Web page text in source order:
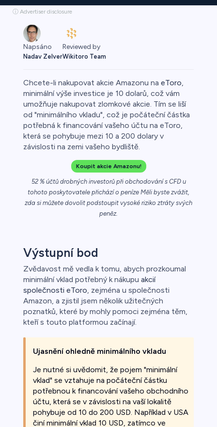
ⓘ Advertiser disclosure
Napsáno
Nadav Zelver
Reviewed by
Wikitoro Team
Chcete-li nakupovat akcie Amazonu na eToro,
minimální výše investice je 10 dolarů, což vám
umožňuje nakupovat zlomkové akcie. Tím se liší
od "minimálního vkladu", což je počáteční částka
potřebná k financování vašeho účtu na eToro,
která se pohybuje mezi 10 a 200 dolary v
závislosti na zemi vašeho bydliště.
Koupit akcie Amazonu!
52 % účtů drobných investorů při obchodování s CFD u
tohoto poskytovatele přichází o peníze Měli byste zvážit,
zda si můžete dovolit podstoupit vysoké riziko ztráty svých
peněz.
Výstupní bod
Zvědavost mě vedla k tomu, abych prozkoumal
minimální vklad potřebný k nákupu akcií
společnosti eToro, zejména u společnosti
Amazon, a zjistil jsem několik užitečných
poznatků, které by mohly pomoci zejména těm,
kteří s touto platformou začínají.
Ujasnění ohledně minimálního vkladu
Je nutné si uvědomit, že pojem "minimální
vklad" se vztahuje na počáteční částku
potřebnou k financování vašeho obchodního
účtu, která se v závislosti na vaší lokalitě
pohybuje od 10 do 200 USD. Například v USA
činí minimální vklad 10 USD, zatímco ve